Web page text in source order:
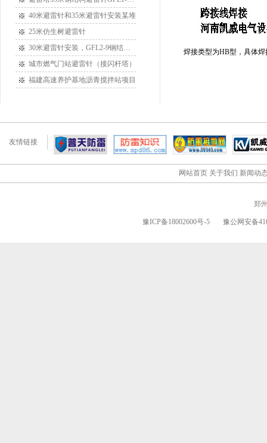
40米避雷针和35米避雷针安装某堆
25米仿生树避雷针
30米避雷针安装，GFL2-9钢结构接
城市燃气门站避雷针（接闪杆塔）
福建高速养护基地沥青搅拌站项目
焊接类型为HB型，具体
友情链接
网站首页 关于我们 新闻动
郑
豫ICP备18002600号-5 豫公网安备